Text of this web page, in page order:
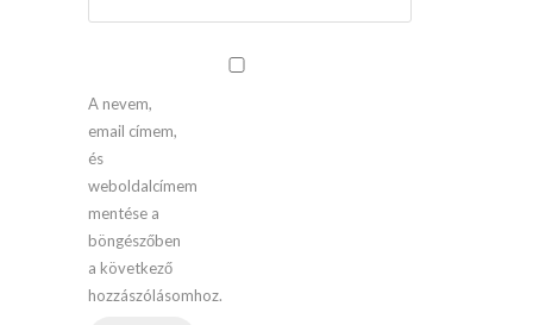
A nevem,
email címem,
és
weboldalcímem
mentése a
böngészőben
a következő
hozzászólásomhoz.